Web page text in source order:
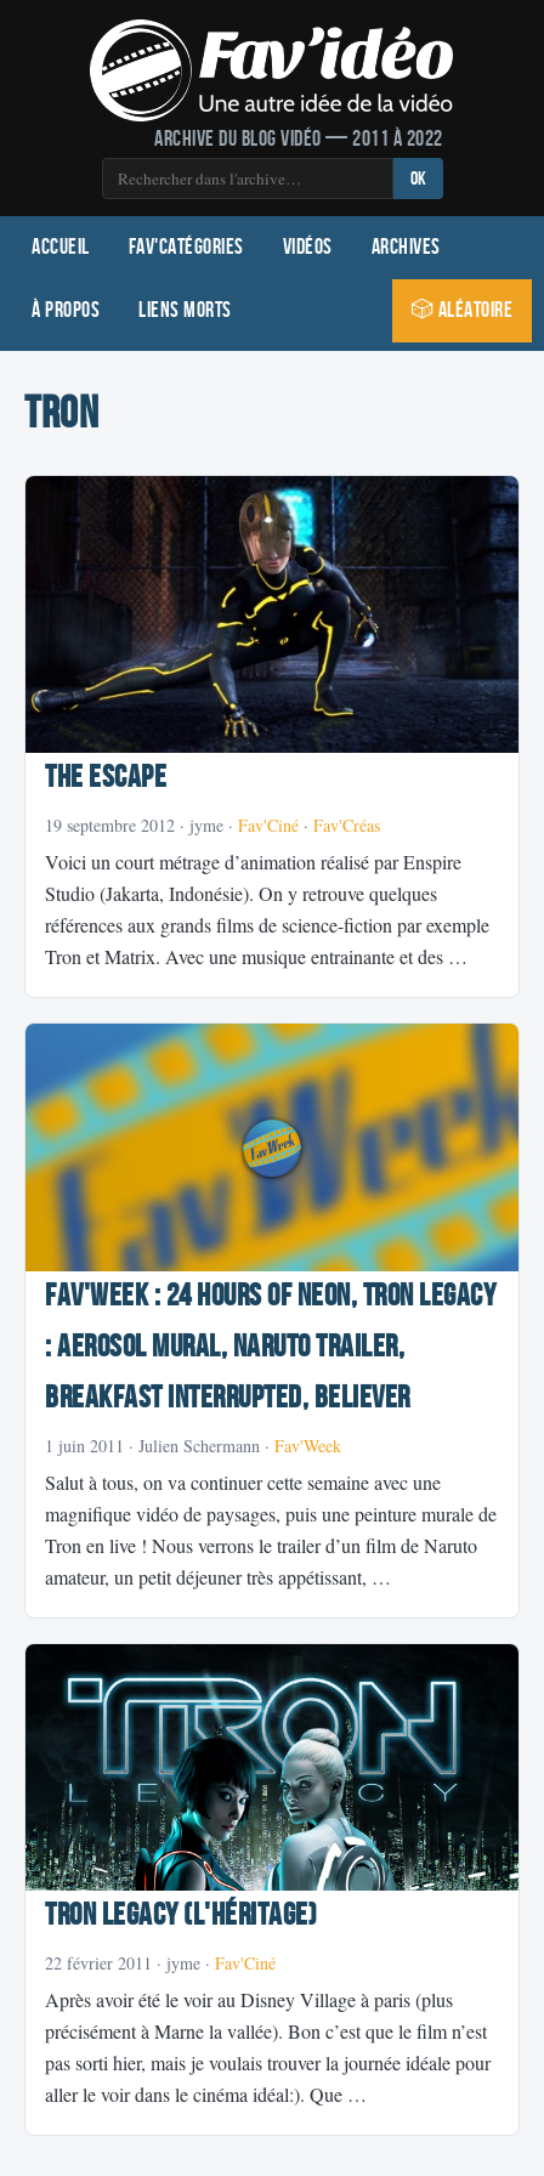
Archive du blog vidéo — 2011 à 2022
OK
Accueil Fav'Catégories Vidéos Archives
À propos Liens morts 🎲 Aléatoire
tron
The Escape
19 septembre 2012 · jyme · Fav'Ciné · Fav'Créas
Voici un court métrage d’animation réalisé par Enspire
Studio (Jakarta, Indonésie). On y retrouve quelques
références aux grands films de science-fiction par exemple
Tron et Matrix. Avec une musique entrainante et des …
Fav'Week : 24 Hours of Neon, Tron Legacy
: Aerosol Mural, Naruto trailer,
Breakfast Interrupted, Believer
1 juin 2011 · Julien Schermann · Fav'Week
Salut à tous, on va continuer cette semaine avec une
magnifique vidéo de paysages, puis une peinture murale de
Tron en live ! Nous verrons le trailer d’un film de Naruto
amateur, un petit déjeuner très appétissant, …
Tron Legacy (l'héritage)
22 février 2011 · jyme · Fav'Ciné
Après avoir été le voir au Disney Village à paris (plus
précisément à Marne la vallée). Bon c’est que le film n’est
pas sorti hier, mais je voulais trouver la journée idéale pour
aller le voir dans le cinéma idéal:). Que …